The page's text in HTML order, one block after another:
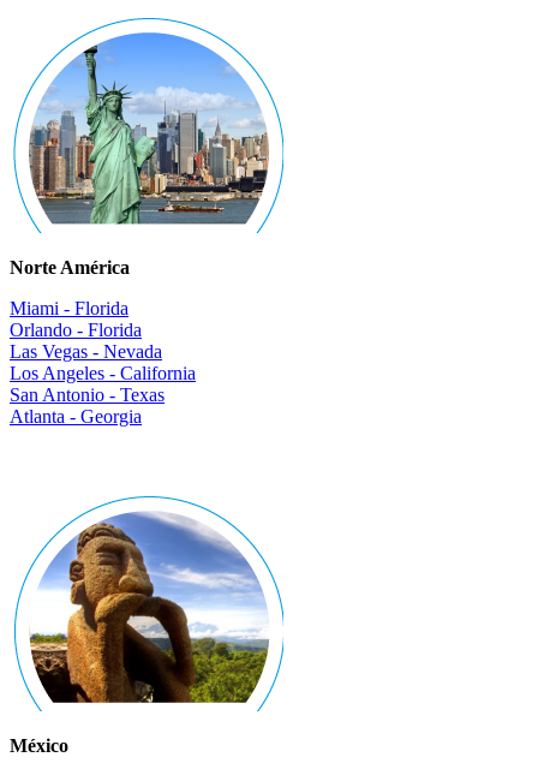
Norte América
Miami - Florida
Orlando - Florida
Las Vegas - Nevada
Los Angeles - California
San Antonio - Texas
Atlanta - Georgia
México